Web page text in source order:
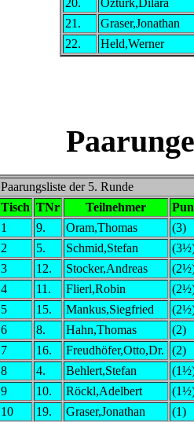
21.
Graser,Jonathan
22.
Held,Werner
Paarungsliste der 5. Runde
Tisch TNr Teilnehmer
1
9. Oram,Thomas
(3)
2
5. Schmid,Stefan
3
12. Stocker,Andreas
4
11. Flierl,Robin
5
15. Mankus,Siegfried
6
8. Hahn,Thomas
(2)
7
16. Freudhöfer,Otto,Dr.
(2)
8
4. Behlert,Stefan
9
10. Röckl,Adelbert
10
19. Graser,Jonathan
(1)